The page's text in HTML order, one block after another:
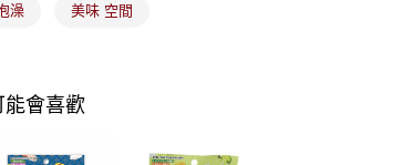
澡 美味 空間
能會喜歡